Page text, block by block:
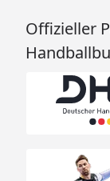
Offizieller